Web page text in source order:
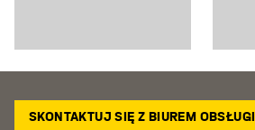
SKONTAKTUJ SIĘ Z BIUREM OBSŁUGI